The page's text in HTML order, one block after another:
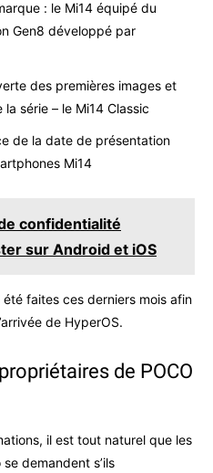
: le Mi14 équipé du
Gen8 développé par
des premières images et
série – le Mi14 Classic
de la date de présentation
Mi14
confidentialité
sur Android et iOS
faites ces derniers mois afin
de HyperOS.
de POCO
il est tout naturel que les
demandent s’ils